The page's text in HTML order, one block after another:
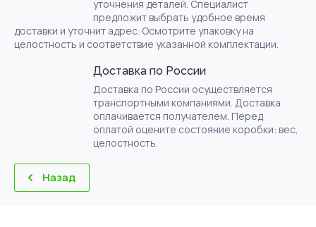
уточнения деталей. Специалист
предложит выбрать удобное время
доставки и уточнит адрес. Осмотрите упаковку на
целостность и соответствие указанной комплектации.
Доставка по России
Доставка по России осуществляется
транспортными компаниями. Доставка
оплачивается получателем. Перед
оплатой оцените состояние коробки: вес,
целостность.
Назад